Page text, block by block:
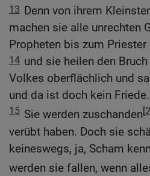
13 Denn von ihrem
machen sie alle unrechten
Propheten bis zum
14 und sie heilen den
Volkes oberflächlich und
und da ist doch kein Friede.
15 Sie werden zuschanden
verübt haben. Doch sie
keineswegs, ja, Scham
werden sie fallen, wenn